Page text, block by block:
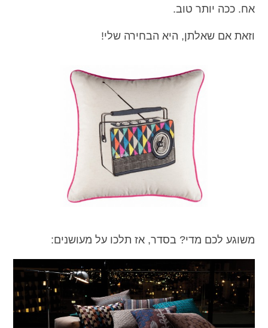
אח. ככה יותר טוב.
וזאת אם שאלתן, היא הבחירה שלי!
משוגע לכם מדי? בסדר, אז תלכו על מעושנים: